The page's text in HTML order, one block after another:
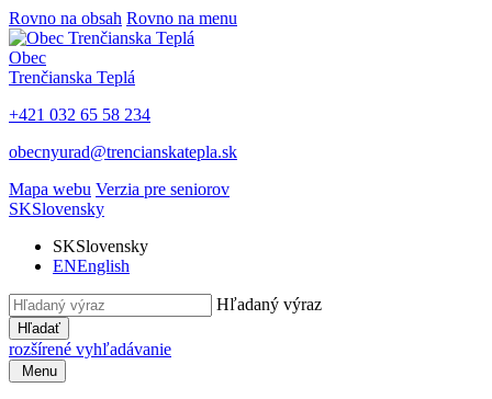
Rovno na obsah Rovno na menu
Obec
Trenčianska Teplá
+421 032 65 58 234
obecnyurad@trencianskatepla.sk
Mapa webu Verzia pre seniorov
SKSlovensky
SKSlovensky
ENEnglish
Hľadaný výraz
Hľadať
rozšírené vyhľadávanie
Menu